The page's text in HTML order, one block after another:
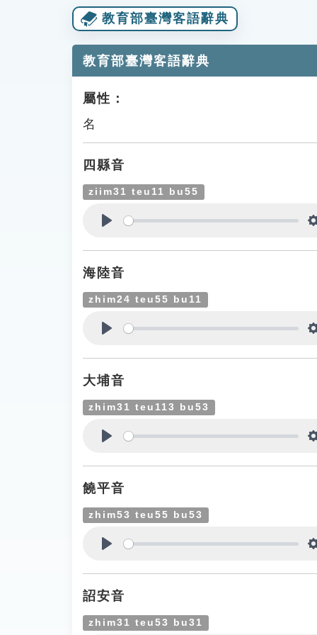
教育部臺灣客語辭典
教育部臺灣客語辭典
屬性：
名
四縣音
ziim31 teu11 bu55
海陸音
zhim24 teu55 bu11
大埔音
zhim31 teu113 bu53
饒平音
zhim53 teu55 bu53
詔安音
zhim31 teu53 bu31